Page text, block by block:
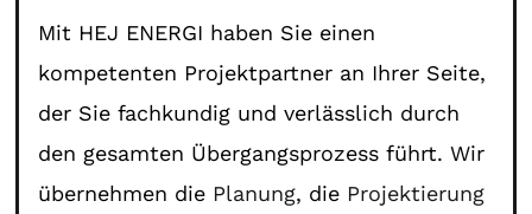
Mit HEJ ENERGI haben Sie einen
kompetenten Projektpartner an Ihrer Seite,
der Sie fachkundig und verlässlich durch
den gesamten Übergangsprozess führt. Wir
übernehmen die Planung, die Projektierung